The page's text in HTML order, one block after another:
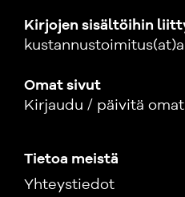
Kirjojen sisältöihin
Omat sivut
Kirjaudu / päivitä
Tietoa meistä
Yhteystiedot